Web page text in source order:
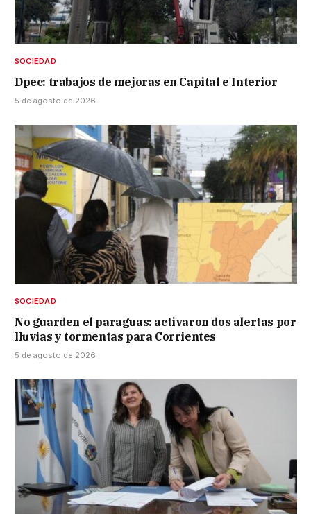
SOCIEDAD
Dpec: trabajos de mejoras en Capital e Interior
5 de agosto de 2026
SOCIEDAD
No guarden el paraguas: activaron dos alertas por
lluvias y tormentas para Corrientes
5 de agosto de 2026